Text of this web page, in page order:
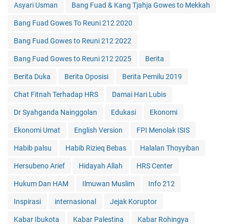
Asyari Usman Bang Fuad & Kang Tjahja Gowes to Mekkah
Bang Fuad Gowes To Reuni 212 2020
Bang Fuad Gowes to Reuni 212 2022
Bang Fuad Gowes to Reuni 212 2025 Berita
Berita Duka Berita Oposisi Berita Pemilu 2019
Chat Fitnah Terhadap HRS Damai Hari Lubis
Dr Syahganda Nainggolan Edukasi Ekonomi
Ekonomi Umat English Version FPI Menolak ISIS
Habib palsu Habib Rizieq Bebas Halalan Thoyyiban
Hersubeno Arief Hidayah Allah HRS Center
Hukum Dan HAM Ilmuwan Muslim Info 212
Inspirasi internasional Jejak Koruptor
Kabar Ibukota Kabar Palestina Kabar Rohingya